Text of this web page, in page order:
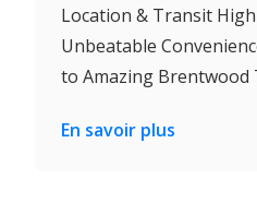
Location & Transit
Unbeatable
to Amazing Brentwood
En savoir plus